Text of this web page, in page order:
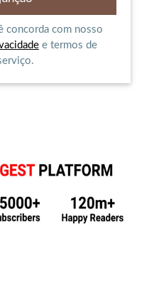
concorda com nosso
e termos de